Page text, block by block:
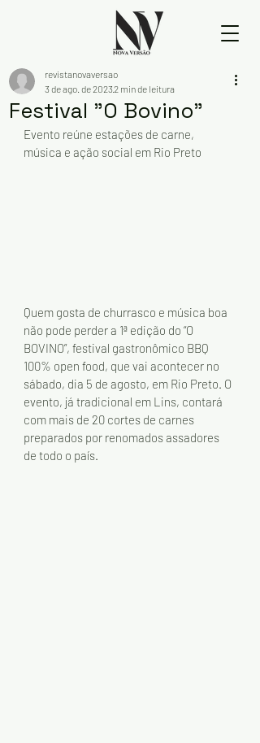
Festival "O Bovino"
revistanovaversao
3 de ago. de 20232 min de leitura
Evento reúne estações de carne,
música e ação social em Rio Preto
Quem gosta de churrasco e música boa
não pode perder a 1ª edição do “O
BOVINO”, festival gastronômico BBQ
100% open food, que vai acontecer no
sábado, dia 5 de agosto, em Rio Preto. O
evento, já tradicional em Lins, contará
com mais de 20 cortes de carnes
preparados por renomados assadores
de todo o país.